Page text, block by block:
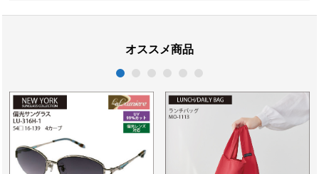
オススメ商品
1 2 3 4 5 6